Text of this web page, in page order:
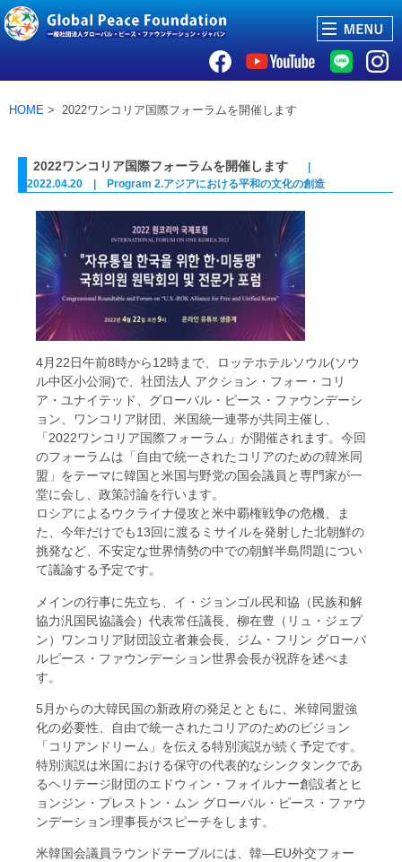
HOME > 2022ワンコリア国際フォーラムを開催します
2022ワンコリア国際フォーラムを開催します
2022.04.20 | Program 2.アジアにおける平和の文化の創造
4月22日午前8時から12時まで、ロッテホテルソウル(ソウ
ル中区小公洞)で、社団法人 アクション・フォー・コリ
ア・ユナイテッド、グローバル・ピース・ファウンデーシ
ョン、ワンコリア財団、米国統一連帯が共同主催し、
「2022ワンコリア国際フォーラム」が開催されます。今回
のフォーラムは「自由で統一されたコリアのための韓米同
盟」をテーマに韓国と米国与野党の国会議員と専門家が一
堂に会し、政策討論を行います。
ロシアによるウクライナ侵攻と米中覇権戦争の危機、ま
た、今年だけでも13回に渡るミサイルを発射した北朝鮮の
挑発など、不安定な世界情勢の中での朝鮮半島問題につい
て議論する予定です。
メインの行事に先立ち、イ・ジョンゴル民和協（民族和解
協力汎国民協議会）代表常任議長、柳在豊（リュ・ジェプ
ン）ワンコリア財団設立者兼会長、ジム・フリン グローバ
ルピース・ファウンデーション世界会長が祝辞を述べま
す。
5月からの大韓民国の新政府の発足とともに、米韓同盟強
化の必要性、自由で統一されたコリアのためのビジョン
「コリアンドリーム」を伝える特別演説が続く予定です。
特別演説は米国における保守の代表的なシンクタンクであ
るヘリテージ財団のエドウィン・フォイルナー創設者とヒ
ョンジン・プレストン・ムン グローバル・ピース・ファウ
ンデーション理事長がスピーチをします。
米韓国会議員ラウンドテーブルには、韓―EU外交フォー